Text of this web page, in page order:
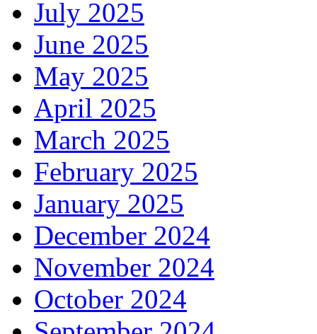
July 2025
June 2025
May 2025
April 2025
March 2025
February 2025
January 2025
December 2024
November 2024
October 2024